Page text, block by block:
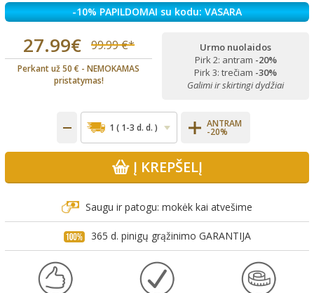
-10% PAPILDOMAI su kodu: VASARA
27.99€ 99.99 €*
Perkant už 50 € - NEMOKAMAS
pristatymas!
Urmo nuolaidos
Pirk 2: antram -20%
Pirk 3: trečiam -30%
Galimi ir skirtingi dydžiai
ANTRAM
-20%
Į KREPŠELĮ
Saugu ir patogu: mokėk kai atvešime
365 d. pinigų grąžinimo GARANTIJA